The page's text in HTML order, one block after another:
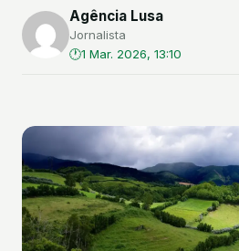
Agência Lusa
Jornalista
1 Mar. 2026, 13:10